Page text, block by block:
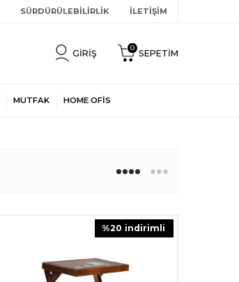
SÜRDÜRÜLEBİLİRLİK İLETİŞİM
GIRIŞ 0 SEPETIM
MUTFAK HOME OFİS
%20 i̇ndirimli